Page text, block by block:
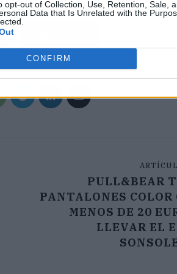
opt-out of Collection, Use, Retention, Sale,
Data that Is Unrelated with the
CONFIRM
PULL&BEAR
PANTALONES COLOR
MENOS DE 20
LLEVAR EL